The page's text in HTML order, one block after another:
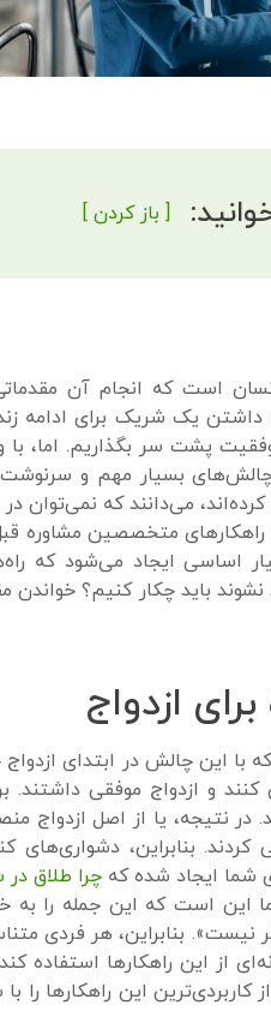
[ باز کردن ]
است که انجام آن
داشتن یک شریک برای ادامه
پشت سر بگذاریم. اما، با
بسیار مهم و
می‌دانند که نمی‌توان در
راهکارهای متخصصین مشاوره
اساسی ایجاد می‌شود که
باید ‌چکار کنیم؟ خواندن
ازدواج
با این چالش در ابتدای ازدواج
کنند و ازدواج موفقی داشتند.
در نتیجه، یا از اصل ازدواج
بنابراین، دشواری‌های
شما ایجاد شده که چرا طلاق در
این است که این جمله را به
بنابراین، هر فردی
از این راهکارها استفاده
این راهکارها را با